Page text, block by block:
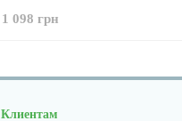
1 098 грн
Клиентам